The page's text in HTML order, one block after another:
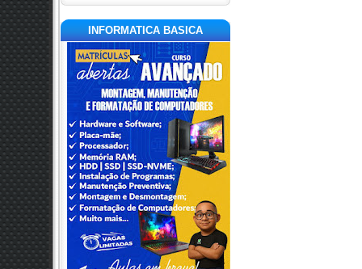
INFORMATICA BASICA